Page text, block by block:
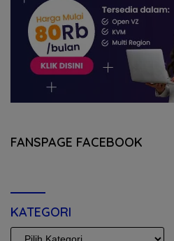
FANSPAGE FACEBOOK
KATEGORI
KATEGORI